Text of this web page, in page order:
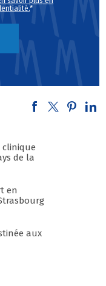
*
clinique
de la
en
aux